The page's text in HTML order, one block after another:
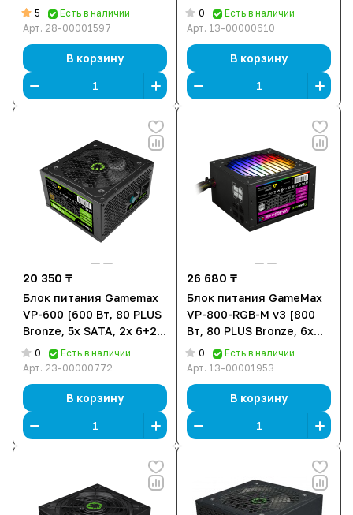
pin PCIe, 1x 4+4 pin CPU,
EPS12V]
5
Есть в наличии
Арт. 28-00001597
В корзину
PCIe, 1x 4+4 pin CPU]
0
Есть в наличии
Арт. 13-00000610
В корзину
20 350 ₸
Блок питания Gamemax
VP-600 [600 Вт, 80 PLUS
Bronze, 5x SATA, 2x 6+2
pin PCIe, 1x 4+4 pin CPU]
0
Есть в наличии
Арт. 23-00000772
В корзину
26 680 ₸
Блок питания GameMax
VP-800-RGB-M v3 [800
Вт, 80 PLUS Bronze, 6x
SATA, 2x 6+2 pin PCIe, 1x
4+4 pin CPU, EPS12V]
0
Есть в наличии
Арт. 13-00001953
В корзину